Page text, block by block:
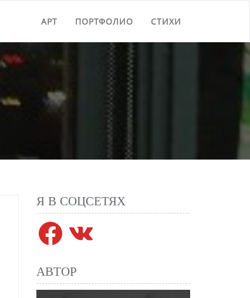
АРТ ПОРТФОЛИО СТИХИ
Я В СОЦСЕТЯХ
Facebook
АВТОР